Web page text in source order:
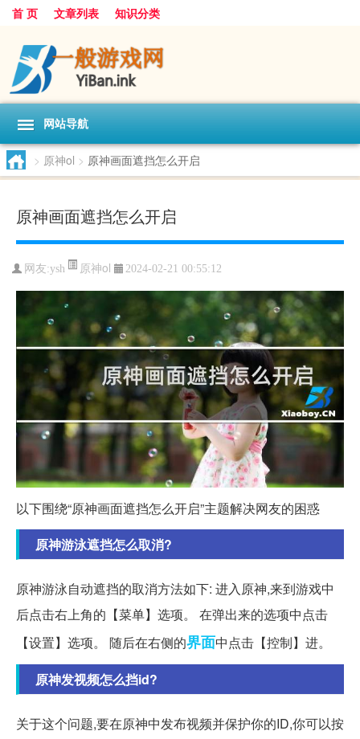
首 页 文章列表 知识分类
网站导航
> 原神ol > 原神画面遮挡怎么开启
原神画面遮挡怎么开启
网友:ysh 原神ol 2024-02-21 00:55:12
以下围绕“原神画面遮挡怎么开启”主题解决网友的困惑
原神游泳遮挡怎么取消?
原神游泳自动遮挡的取消方法如下: 进入原神,来到游戏中
后点击右上角的【菜单】选项。 在弹出来的选项中点击
【设置】选项。 随后在右侧的界面中点击【控制】进。
原神发视频怎么挡id?
关于这个问题,要在原神中发布视频并保护你的ID,你可以按